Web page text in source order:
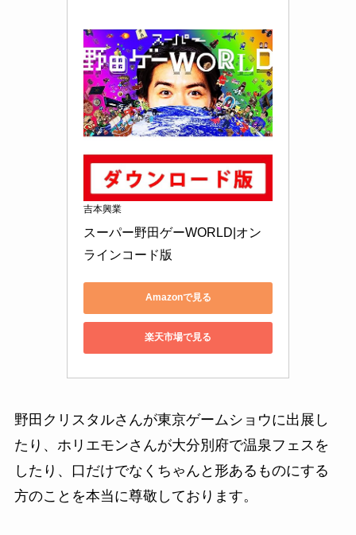
吉本興業
スーパー野田ゲーWORLD|オン
ラインコード版
Amazonで見る
楽天市場で見る
野田クリスタルさんが東京ゲームショウに出展し
たり、ホリエモンさんが大分別府で温泉フェスを
したり、口だけでなくちゃんと形あるものにする
方のことを本当に尊敬しております。